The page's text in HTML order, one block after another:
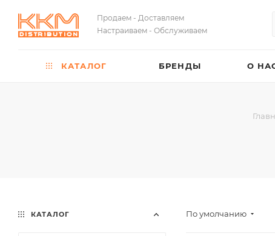
Продаем - Доставляем
Настраиваем - Обслуживаем
КАТАЛОГ БРЕНДЫ О
По умолчанию
КАТАЛОГ